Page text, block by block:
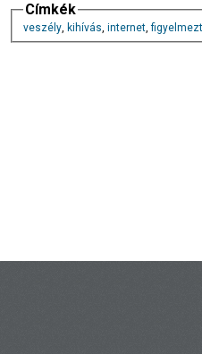
Címkék
veszély, kihívás, internet,